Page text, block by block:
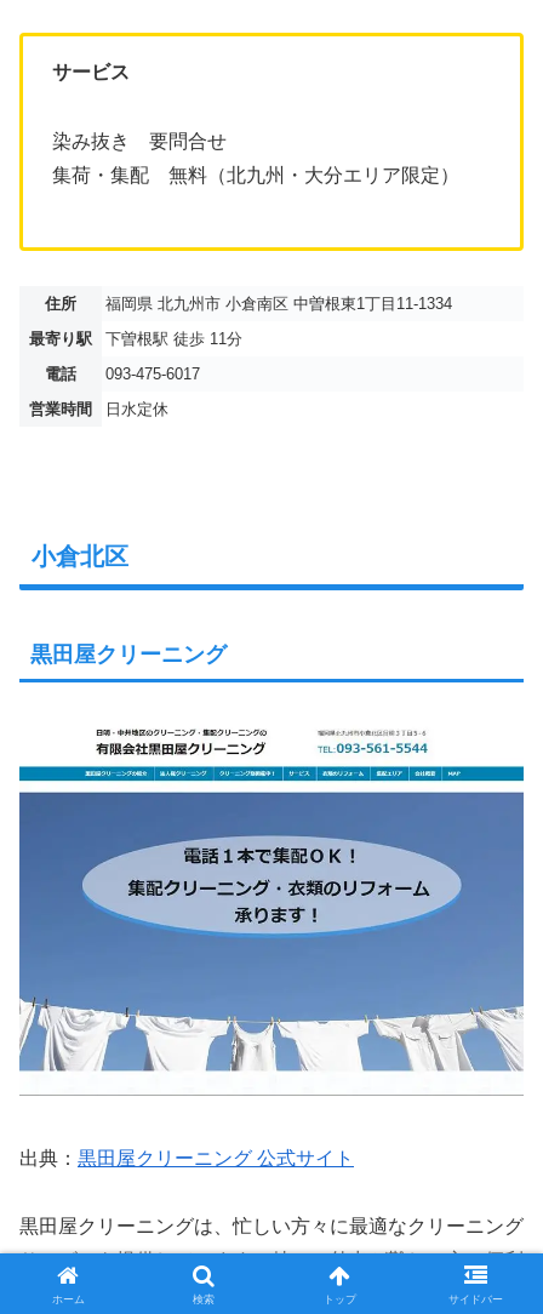
サービス
染み抜き 要問合せ
集荷・集配 無料（北九州・大分エリア限定）
住所
福岡県 北九州市 小倉南区 中曽根東1丁目11-1334
最寄り駅
下曽根駅 徒歩 11分
電話
093-475-6017
営業時間
日水定休
小倉北区
黒田屋クリーニング
出典： 黒田屋クリーニング 公式サイト
黒田屋クリーニングは、忙しい方々に最適なクリーニング
サービスを提供しています。特に、外出が難しい方に便利
な集配クリーニングサービスでは、電話一本で自宅や施設
ホーム 検索 トップ サイドバー